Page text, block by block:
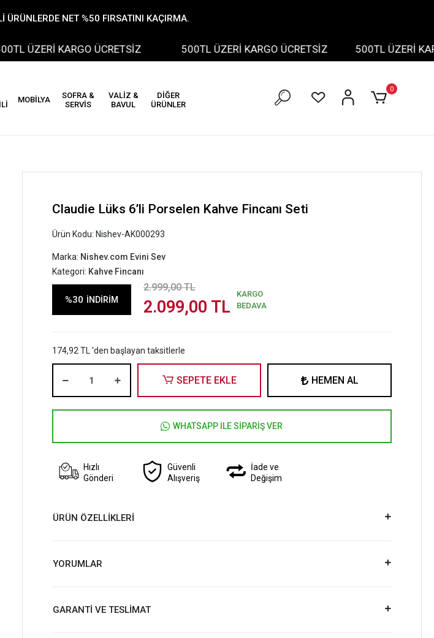
ÜRÜNLERDE NET %50 FIRSATINI KAÇIRMA.
ÜZERİ KARGO ÜCRETSİZ 500TL ÜZERİ KARGO ÜCRETSİZ 500TL ÜZERİ
MOBİLYA
SOFRA &
SERVİS
VALİZ &
BAVUL
DİĞER
ÜRÜNLER
0
Claudie Lüks 6’li Porselen Kahve Fincanı Seti
Ürün Kodu: Nishev-AK000293
Marka: Nishev.com Evini Sev
Kategori: Kahve Fincanı
%30 İNDİRİM
2.999,00 TL
2.099,00 TL
KARGO
BEDAVA
174,92 TL 'den başlayan taksitlerle
SEPETE EKLE HEMEN AL
WHATSAPP İLE SİPARİŞ VER
Hızlı
Gönderi
Güvenli
Alışveriş
İade ve
Değişim
ÜRÜN ÖZELLİKLERİ
YORUMLAR
GARANTİ VE TESLİMAT